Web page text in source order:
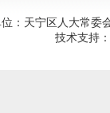
：天宁区人大常委
技术支持